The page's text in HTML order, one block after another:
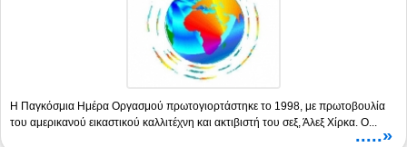
Η Παγκόσμια Ημέρα Oργασμού πρωτογιορτάστηκε το 1998, με πρωτοβουλία
του αμερικανού εικαστικού καλλιτέχνη και ακτιβιστή του σεξ, Άλεξ Χίρκα. Ο...
.....»